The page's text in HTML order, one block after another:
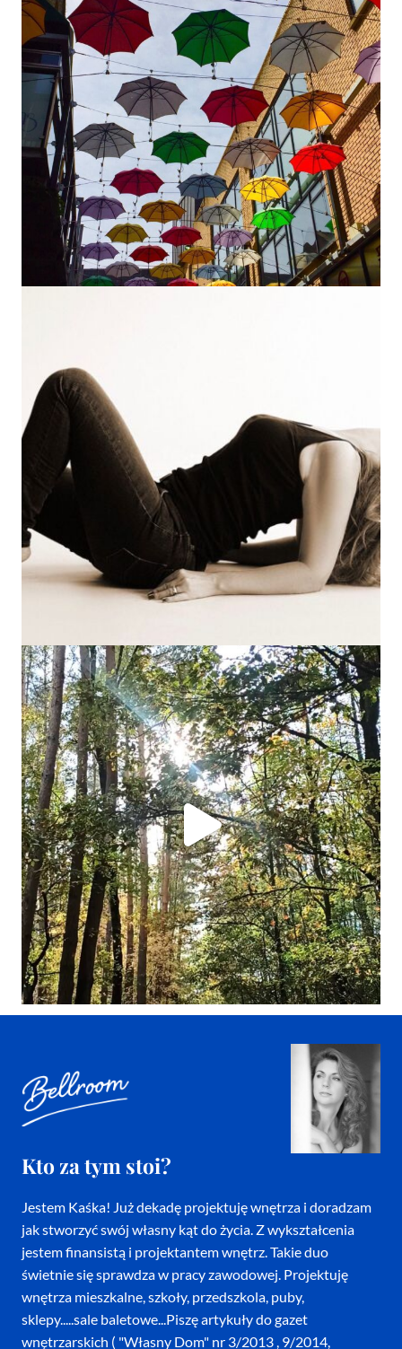
Kto za tym stoi?
Jestem Kaśka! Już dekadę projektuję wnętrza i doradzam
jak stworzyć swój własny kąt do życia. Z wykształcenia
jestem finansistą i projektantem wnętrz. Takie duo
świetnie się sprawdza w pracy zawodowej. Projektuję
wnętrza mieszkalne, szkoły, przedszkola, puby,
sklepy.....sale baletowe...Piszę artykuły do gazet
wnętrzarskich ( "Własny Dom" nr 3/2013 , 9/2014,